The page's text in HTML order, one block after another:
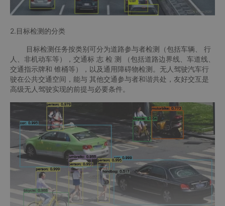
2.目标检测的分类
目标检测任务按类别可分为道路参与者检测（包括车辆、 行
人、非机动车等），交通标 志 检 测 （包括道路边界线、车道线、
交通指示牌和 锥桶等），以及通用障碍物检测。无人驾驶汽车行
驶在公共交通空间，能与 其他交通参与者和谐共处，友好交互是
高级无人驾驶实现的前提与必要条件。